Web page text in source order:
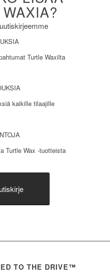
Turtle Waxilta
kaikille tilaajille
Turtle Wax -tuotteista
TO THE DRIVE™